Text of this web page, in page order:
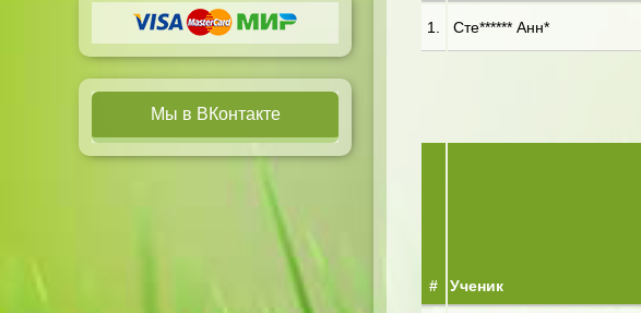
Мы в ВКонтакте
1. Сте****** Анн*
# Ученик